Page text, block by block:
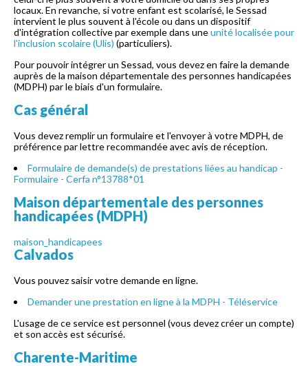
locaux. En revanche, si votre enfant est scolarisé, le Sessad
intervient le plus souvent à l'école ou dans un dispositif
d'intégration collective par exemple dans uneunité localisée pour
l'inclusion scolaire (Ulis) (particuliers).
Pour pouvoir intégrer un Sessad, vous devez en faire la demande
auprès de la maison départementale des personnes handicapées
(MDPH) par le biais d'un formulaire.
Cas général
Vous devez remplir un formulaire et l'envoyer à votre MDPH, de
préférence par lettre recommandée avec avis de réception.
Formulaire de demande(s) de prestations liées au handicap -
Formulaire - Cerfa n°13788*01
Maison départementale des personnes
handicapées (MDPH)
maison_handicapees
Calvados
Vous pouvez saisir votre demande en ligne.
Demander une prestation en ligne à la MDPH - Téléservice
L'usage de ce service est personnel (vous devez créer un compte)
et son accès est sécurisé.
Charente-Maritime